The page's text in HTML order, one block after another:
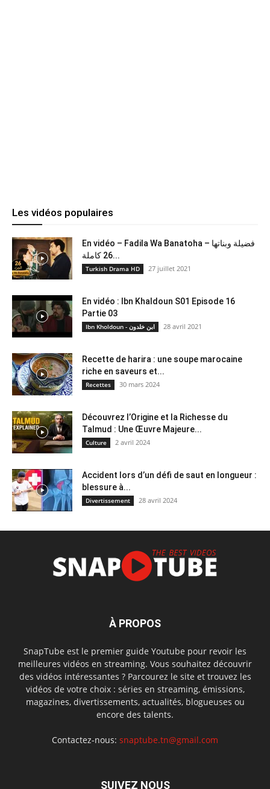
Les vidéos populaires
En vidéo – Fadila Wa Banatoha – فضيلة وبناتها
26 كاملة...
Turkish Drama HD 27 juillet 2021
En vidéo : Ibn Khaldoun S01 Episode 16
Partie 03
Ibn Kholdoun - ابن خلدون 28 avril 2021
Recette de harira : une soupe marocaine
riche en saveurs et...
Recettes 30 mars 2024
Découvrez l’Origine et la Richesse du
Talmud : Une Œuvre Majeure...
Culture 2 avril 2024
Accident lors d’un défi de saut en longueur :
blessure à...
Divertissement 28 avril 2024
À PROPOS
SnapTube est le premier guide Youtube pour revoir les
meilleures vidéos en streaming. Vous souhaitez découvrir
des vidéos intéressantes ? Parcourez le site et trouvez les
vidéos de votre choix : séries en streaming, émissions,
magazines, divertissements, actualités, blogueuses ou
encore des talents.
Contactez-nous: snaptube.tn@gmail.com
SUIVEZ NOUS